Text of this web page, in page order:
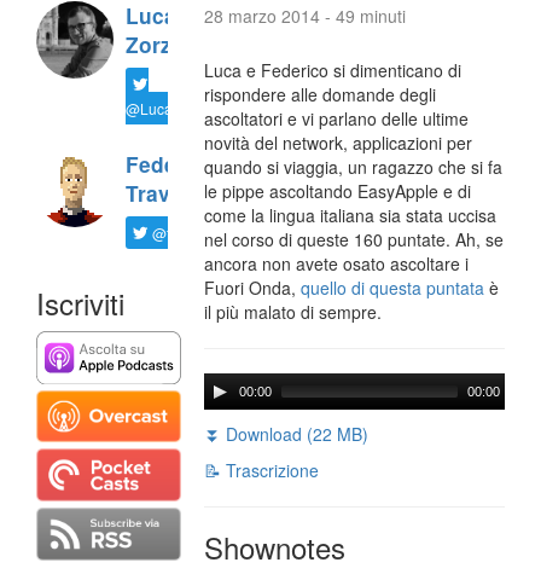
Luca
Zorzi
@LucaTNT
Federico
Travaini
@ftrava
Iscriviti
28 marzo 2014 - 49 minuti
Luca e Federico si dimenticano di
rispondere alle domande degli
ascoltatori e vi parlano delle ultime
novità del network, applicazioni per
quando si viaggia, un ragazzo che si fa
le pippe ascoltando EasyApple e di
come la lingua italiana sia stata uccisa
nel corso di queste 160 puntate. Ah, se
ancora non avete osato ascoltare i
Fuori Onda,quello di questa puntata è
il più malato di sempre.
00:00 00:00
⏬ Download (22 MB)
📝 Trascrizione
Shownotes